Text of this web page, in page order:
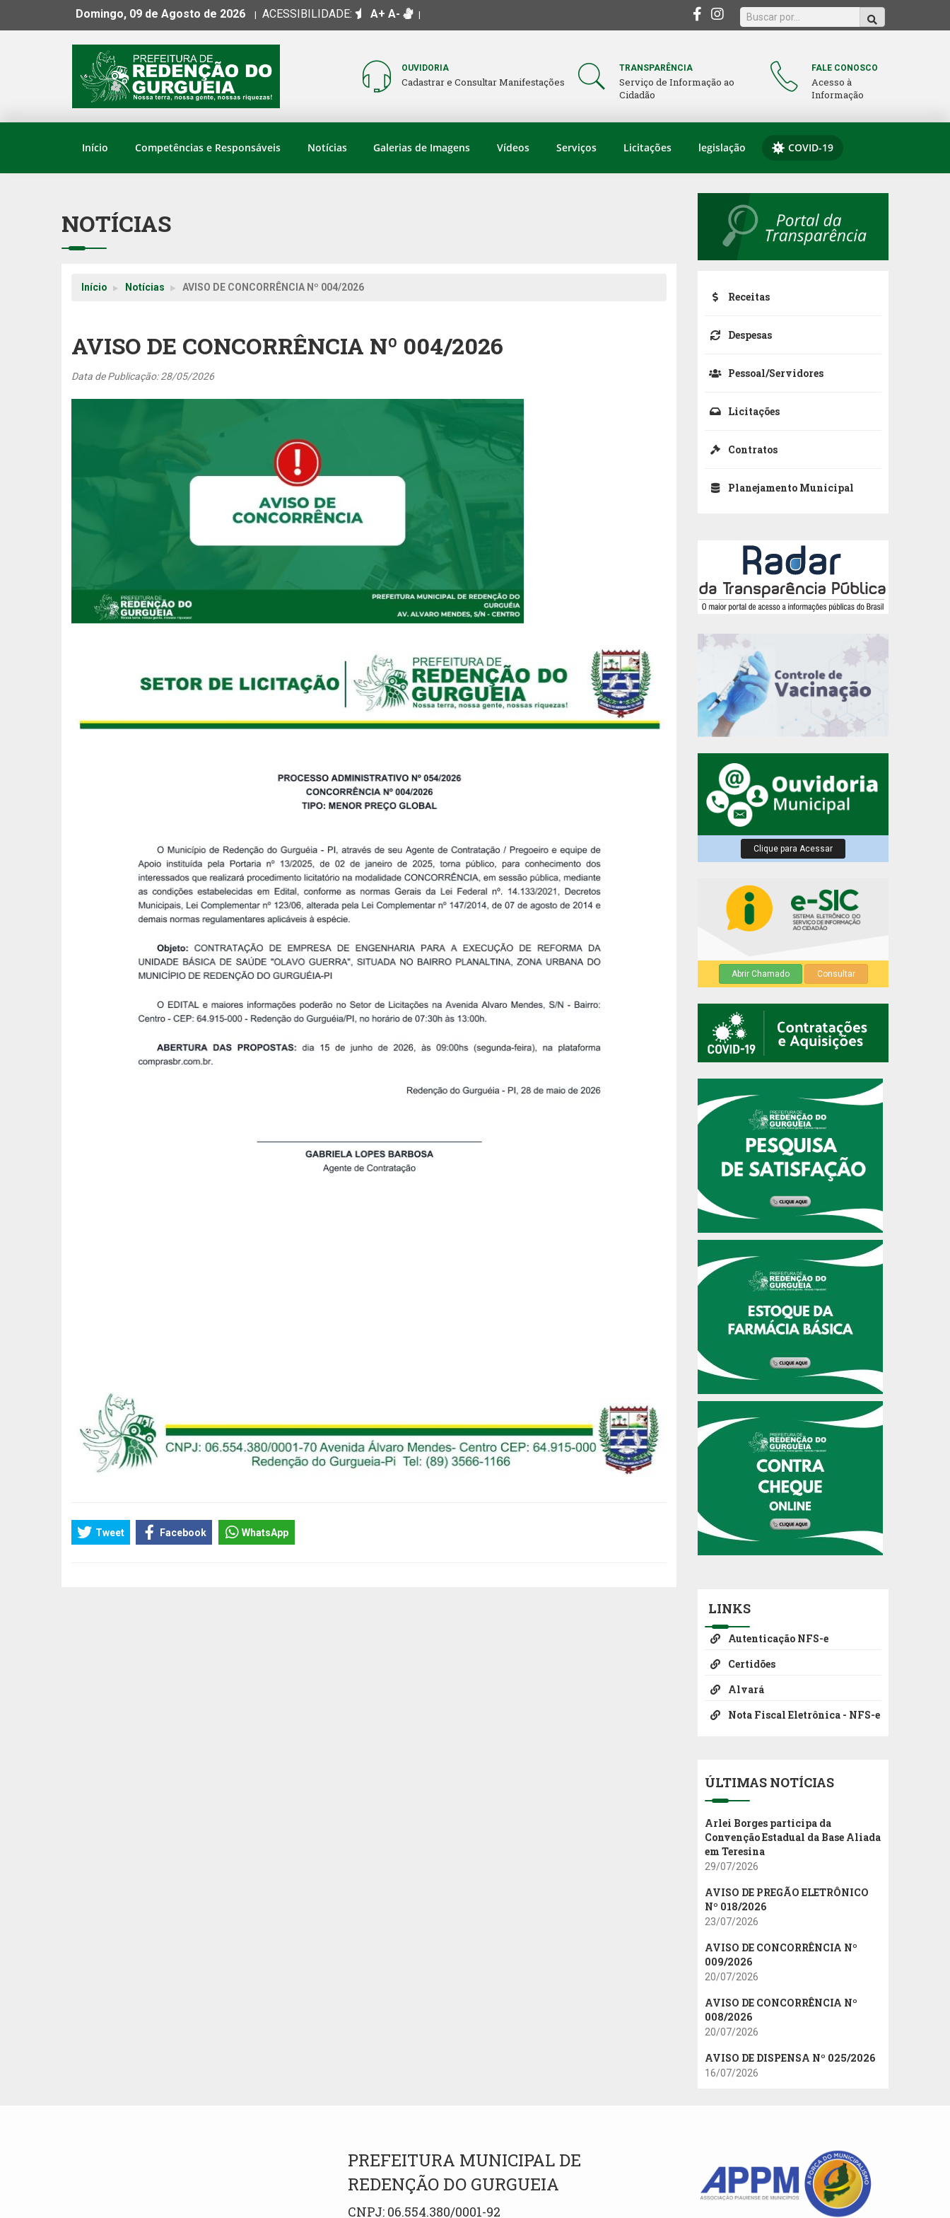
Domingo, 09 de Agosto de 2026 | ACESSIBILIDADE: A+ A- |
OUVIDORIA
Cadastrar e Consultar Manifestações
TRANSPARÊNCIA
Serviço de Informação ao
Cidadão
FALE CONOSCO
Acesso à
Informação
Início Competências e Responsáveis Notícias Galerias de Imagens Vídeos Serviços Licitações legislação COVID-19
NOTÍCIAS
Início Notícias AVISO DE CONCORRÊNCIA Nº 004/2026
AVISO DE CONCORRÊNCIA Nº 004/2026
Data de Publicação: 28/05/2026
Tweet Facebook WhatsApp
Receitas
Despesas
Pessoal/Servidores
Licitações
Contratos
Planejamento Municipal
Clique para Acessar
Abrir Chamado Consultar
LINKS
Autenticação NFS-e
Certidões
Alvará
Nota Fiscal Eletrônica - NFS-e
ÚLTIMAS NOTÍCIAS
Arlei Borges participa da
Convenção Estadual da Base Aliada
em Teresina
29/07/2026
AVISO DE PREGÃO ELETRÔNICO
Nº 018/2026
23/07/2026
AVISO DE CONCORRÊNCIA Nº
009/2026
20/07/2026
AVISO DE CONCORRÊNCIA Nº
008/2026
20/07/2026
AVISO DE DISPENSA Nº 025/2026
16/07/2026
PREFEITURA MUNICIPAL DE
REDENÇÃO DO GURGUEIA
CNPJ: 06.554.380/0001-92